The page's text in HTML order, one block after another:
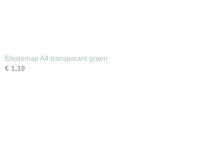
Elastomap A4 transparant groen
€ 1,10